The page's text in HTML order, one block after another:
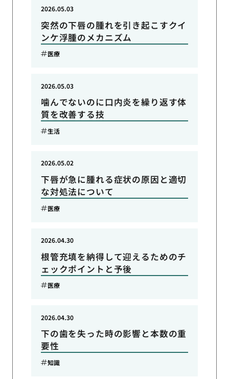
突然の下唇の腫れを引き起こすクイ
ンケ浮腫のメカニズム
2026.05.03
医療
噛んでないのに口内炎を繰り返す体
質を改善する技
2026.05.03
生活
下唇が急に腫れる症状の原因と適切
な対処法について
2026.05.02
医療
根管充填を納得して迎えるためのチ
ェックポイントと予後
2026.04.30
医療
下の歯を失った時の影響と本数の重
要性
2026.04.30
知識